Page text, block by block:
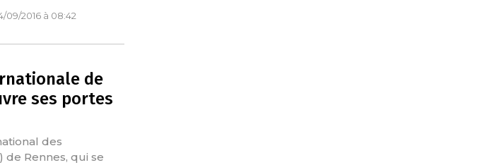
09/2016 à 08:42
de
ses portes
des
de Rennes, qui se